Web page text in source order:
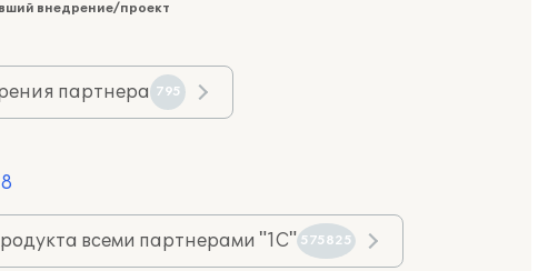
внедрение/проект
партнера 795
всеми партнерами "1С" 575825